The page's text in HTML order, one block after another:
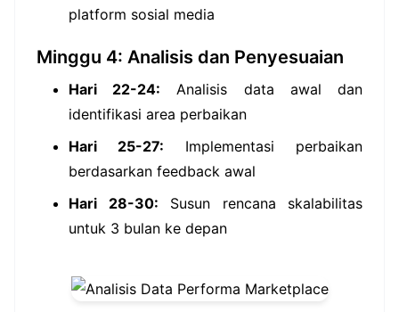
platform sosial media
Minggu 4: Analisis dan Penyesuaian
Hari 22-24: Analisis data awal dan
identifikasi area perbaikan
Hari 25-27: Implementasi perbaikan
berdasarkan feedback awal
Hari 28-30: Susun rencana skalabilitas
untuk 3 bulan ke depan